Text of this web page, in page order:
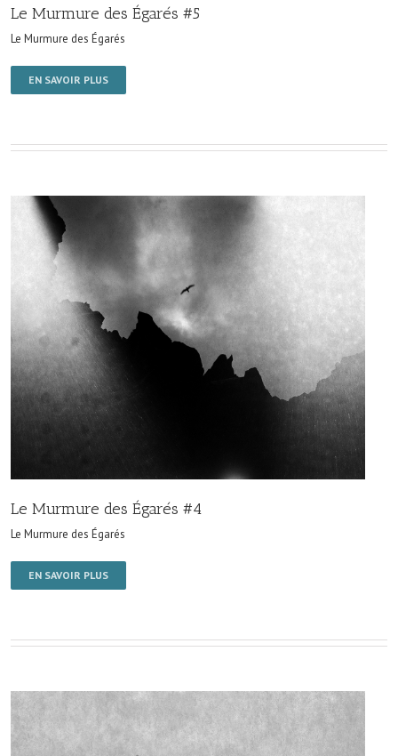
Le Murmure des Égarés #5
Le Murmure des Égarés
EN SAVOIR PLUS
Le Murmure des Égarés #4
Le Murmure des Égarés
EN SAVOIR PLUS